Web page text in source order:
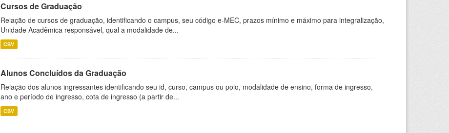
Cursos de Graduação
Relação de cursos de graduação, identificando o campus, seu código e-MEC, prazos mínimo e máximo para integralização,
Unidade Acadêmica responsável, qual a modalidade de...
CSV
Alunos Concluídos da Graduação
Relação dos alunos ingressantes identificando seu id, curso, campus ou polo, modalidade de ensino, forma de ingresso,
ano e período de ingresso, cota de ingresso (a partir de...
CSV